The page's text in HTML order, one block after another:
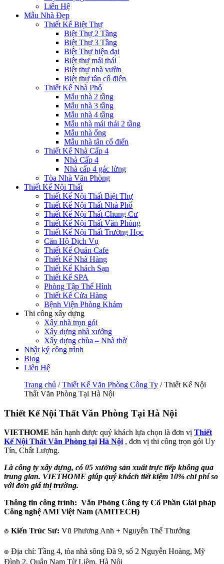
Liên Hệ
Mẫu Nhà Đẹp
Thiết Kế Biệt Thự
Biệt Thự 2 Tầng
Biệt Thự 3 Tầng
Biệt Thự hiện đại
Biệt thự mái thái
Biệt thự nhà vườn
Biệt thự tân cổ điển
Thiết Kế Nhà Phố
Mẫu nhà 2 tầng
Mẫu nhà 3 tầng
Mẫu nhà 4 tầng
Mẫu nhà mái thái 2 tầng
Mẫu nhà ống
Mẫu nhà tân cổ điển
Thiết Kế Nhà Cấp 4
Nhà Cấp 4
Nhà cấp 4 gác lửng
Tòa Nhà Văn Phòng
Thiết Kế Nội Thất
Thiết Kế Nội Thất Biệt Thự
Thiết Kế Nội Thất Nhà Phố
Thiết Kế Nội Thất Chung Cư
Thiết Kế Nội Thất Văn Phòng
Thiết Kế Nội Thất Trường Học
Căn Hộ Dịch Vụ
Thiết Kế Quán Cafe
Thiết Kế Nhà Hàng
Thiết Kế Khách Sạn
Thiết Kế SPA
Phòng Tập Thể Hình
Thiết Kế Cửa Hàng
Bệnh Viện Phòng Khám
Thi công xây dựng
Xây nhà trọn gói
Xây dựng nhà xưởng
Xây dựng chùa – Nhà thờ
Nhật ký công trình
Blog
Liên Hệ
Trang chủ /Thiết Kế Văn Phòng Công Ty / Thiết Kế Nội
Thất Văn Phòng Tại Hà Nội
Thiết Kế Nội Thất Văn Phòng Tại Hà Nội
VIETHOME hân hạnh được quý khách lựa chọn là đơn vị Thiết
Kế Nội Thất Văn Phòng tại Hà Nội, đơn vị thi công trọn gói Uy
Tín, Chất Lượng.
Là công ty xây dựng, có 05 xưởng sản xuất trực tiếp không qua
trung gian. VIETHOME giúp quý khách tiết kiệm 10% chi phí so
với đơn giá thị trường.
Thông tin công trình: Văn Phòng Công ty Cổ Phần Giải pháp
Công nghệ AMI Việt Nam (AMITECH)
๏ Kiến Trúc Sư: Vũ Phương Anh + Nguyễn Thế Thưởng
๏ Địa chỉ: Tầng 4, tòa nhà sông Đà 9, số 2 Nguyễn Hoàng, Mỹ
Đình 2, Quận Nam Từ Liêm, Hà Nội